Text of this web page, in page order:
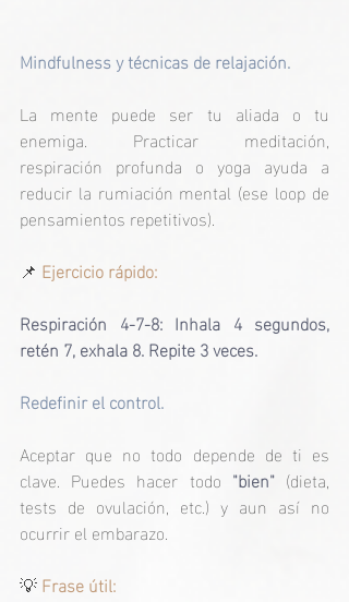
Mindfulness y técnicas de relajación.
La mente puede ser tu aliada o tu
enemiga. Practicar meditación,
respiración profunda o yoga ayuda a
reducir la rumiación mental (ese loop de
pensamientos repetitivos).
📌 Ejercicio rápido:
Respiración 4-7-8: Inhala 4 segundos,
retén 7, exhala 8. Repite 3 veces.
Redefinir el control.
Aceptar que no todo depende de ti es
clave. Puedes hacer todo "bien" (dieta,
tests de ovulación, etc.) y aun así no
ocurrir el embarazo.
💡Frase útil: